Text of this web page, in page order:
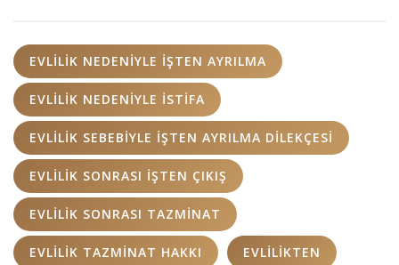
EVLILIK NEDENIYLE IŞTEN AYRILMA
EVLILIK NEDENIYLE ISTIFA
EVLILIK SEBEBIYLE IŞTEN AYRILMA DILEKÇESI
EVLILIK SONRASI IŞTEN ÇIKIŞ
EVLILIK SONRASI TAZMINAT
EVLILIK TAZMINAT HAKKI EVLILIKTEN